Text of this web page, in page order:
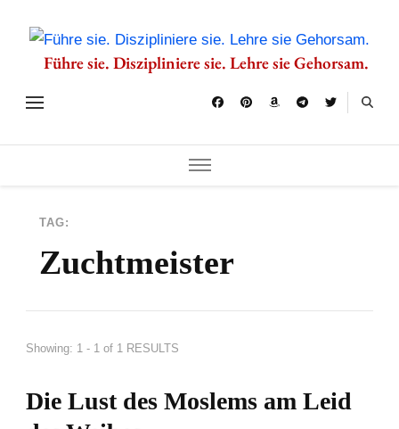
Führe sie. Diszipliniere sie. Lehre sie Gehorsam.
TAG:
Zuchtmeister
Showing: 1 - 1 of 1 RESULTS
Die Lust des Moslems am Leid